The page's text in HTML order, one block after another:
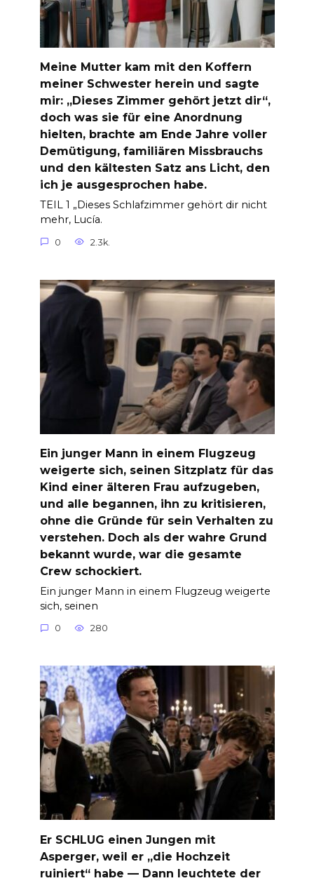
Meine Mutter kam mit den Koffern
meiner Schwester herein und sagte
mir: „Dieses Zimmer gehört jetzt dir“,
doch was sie für eine Anordnung
hielten, brachte am Ende Jahre voller
Demütigung, familiären Missbrauchs
und den kältesten Satz ans Licht, den
ich je ausgesprochen habe.
TEIL 1 „Dieses Schlafzimmer gehört dir nicht
mehr, Lucía.
0 2.3k.
Ein junger Mann in einem Flugzeug
weigerte sich, seinen Sitzplatz für das
Kind einer älteren Frau aufzugeben,
und alle begannen, ihn zu kritisieren,
ohne die Gründe für sein Verhalten zu
verstehen. Doch als der wahre Grund
bekannt wurde, war die gesamte
Crew schockiert.
Ein junger Mann in einem Flugzeug weigerte
sich, seinen
0 280
Er SCHLUG einen Jungen mit
Asperger, weil er „die Hochzeit
ruiniert“ habe — Dann leuchtete der